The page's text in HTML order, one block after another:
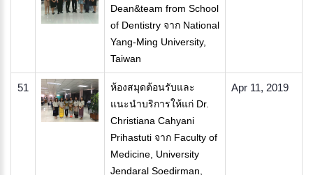
Dean&team from School
of Dentistry จาก National
Yang-Ming University,
Taiwan
51
ห้องสมุดต้อนรับและ
แนะนำบริการให้แก่ Dr.
Christiana Cahyani
Prihastuti จาก Faculty of
Medicine, University
Jendaral Soedirman,
Apr 11, 2019